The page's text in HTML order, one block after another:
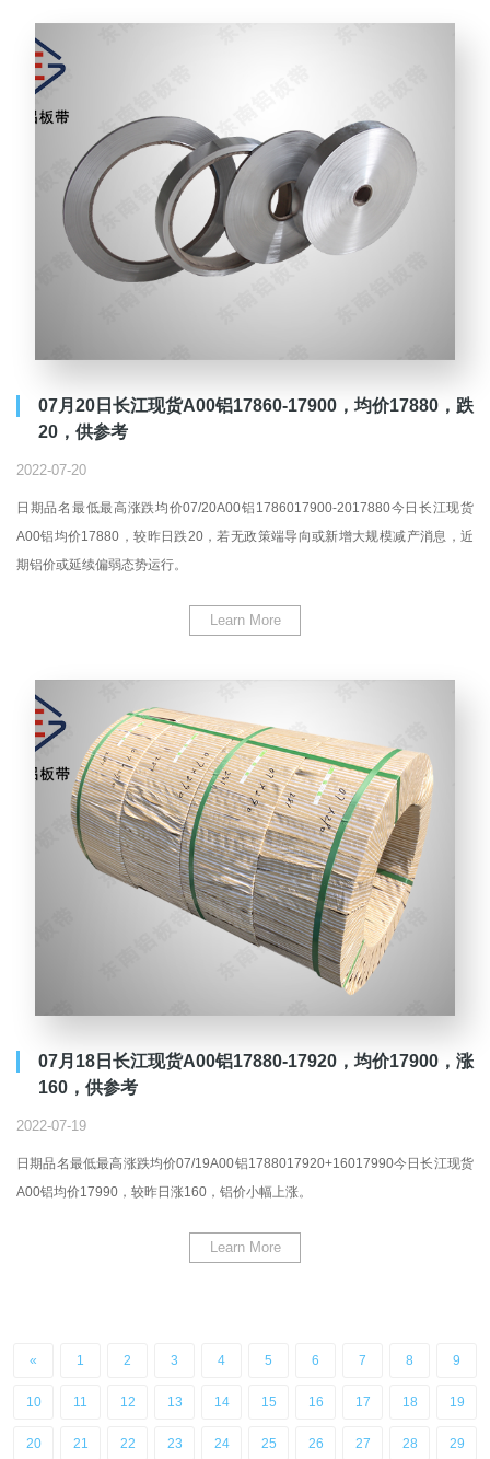
07月20日长江现货A00铝17860-17900，均价17880，跌
20，供参考
2022-07-20
日期品名最低最高涨跌均价07/20A00铝1786017900-2017880今日长江现货
A00铝均价17880，较昨日跌20，若无政策端导向或新增大规模减产消息，近
期铝价或延续偏弱态势运行。
Learn More
07月18日长江现货A00铝17880-17920，均价17900，涨
160，供参考
2022-07-19
日期品名最低最高涨跌均价07/19A00铝1788017920+16017990今日长江现货
A00铝均价17990，较昨日涨160，铝价小幅上涨。
Learn More
« 1 2 3 4 5 6 7 8 9
10 11 12 13 14 15 16 17 18 19
20 21 22 23 24 25 26 27 28 29